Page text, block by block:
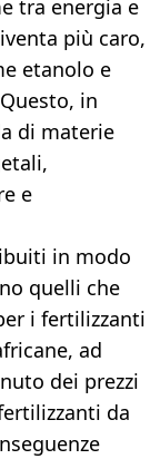
tra energia e
più caro,
etanolo e
in
di materie
e
in modo
quelli che
i fertilizzanti
ad
dei prezzi
da